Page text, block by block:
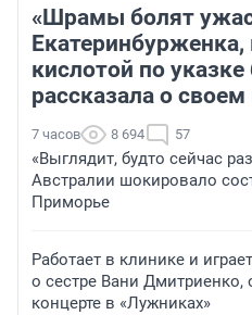
«Шрамы болят
кислотой по
рассказала о
7 часов 8 694 57
«Выглядит, будто сейчас
Австралии шокировало
Приморье
Работает в клинике и
о сестре Вани
концерте в «Лужниках»